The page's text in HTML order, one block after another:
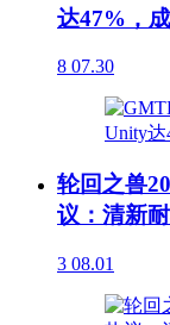
达47%，
8 07.30
轮回之兽
议：清新
3 08.01